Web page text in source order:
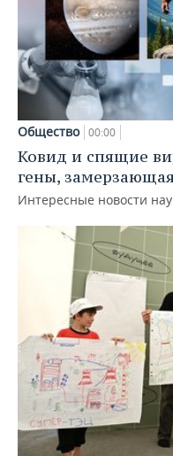
Общество 00:00
Ковид и спящие
гены,
Интересные новости